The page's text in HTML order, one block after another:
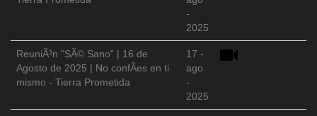
-
2025
ReuniÃ³n "SÃ© Sano" | 16 de
Agosto de 2025 | No confÃ­es en ti
mismo - Tierra Prometida
17 -
ago
-
2025